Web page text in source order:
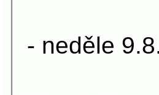
Pohár
- neděle